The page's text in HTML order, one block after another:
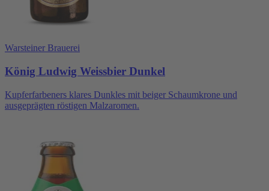
Warsteiner Brauerei
König Ludwig Weissbier Dunkel
Kupferfarbeners klares Dunkles mit beiger Schaumkrone und
ausgeprägten röstigen Malzaromen.